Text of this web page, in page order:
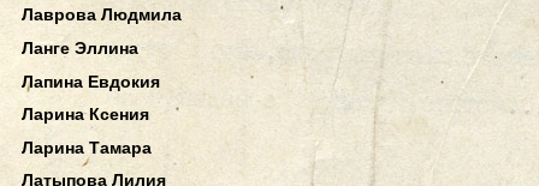
Лаврова Людмила
Ланге Эллина
Лапина Евдокия
Ларина Ксения
Ларина Тамара
Латыпова Лилия